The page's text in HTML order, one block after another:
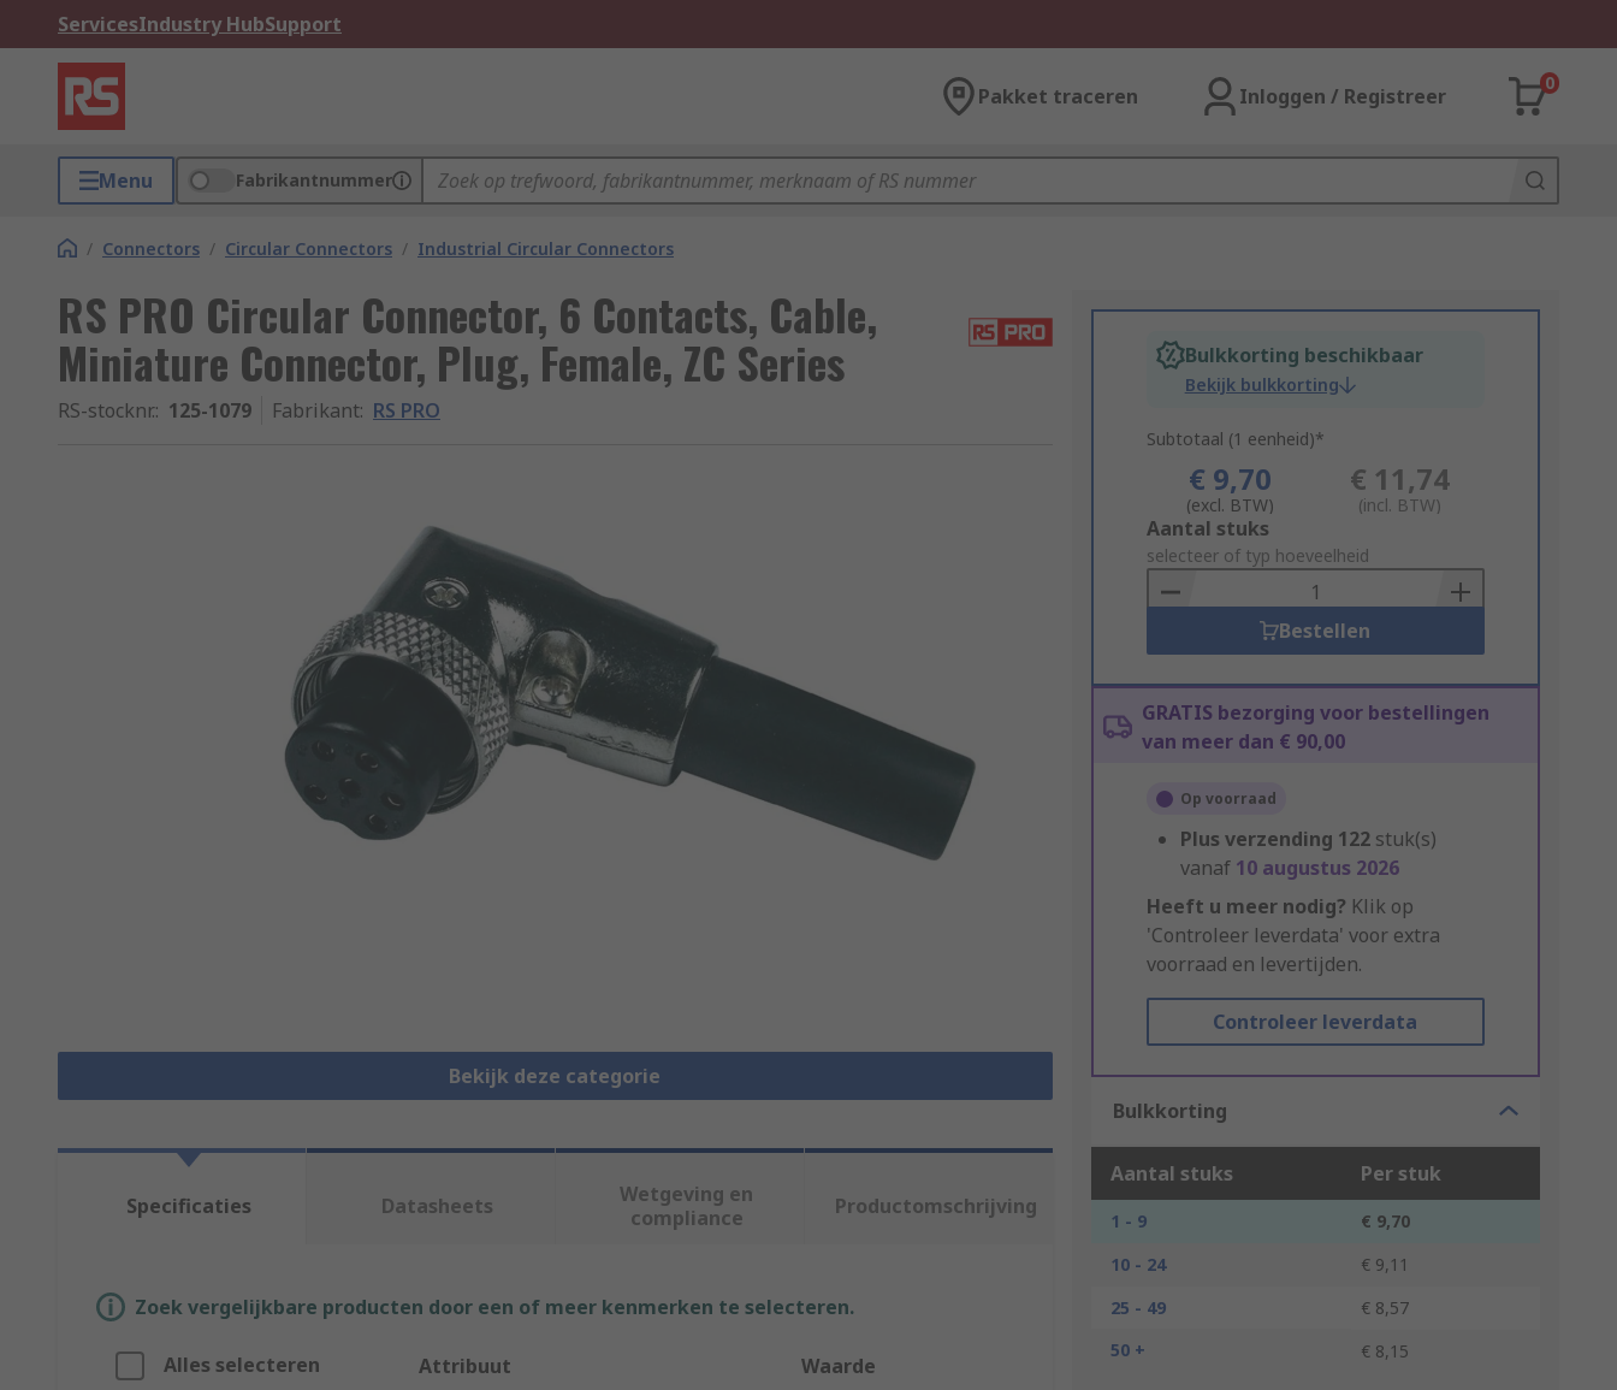
ServicesIndustry HubSupport
Pakket traceren Inloggen / Registreer
0
Menu Fabrikantnummer
/ Connectors / Circular Connectors / Industrial Circular Connectors
RS PRO Circular Connector, 6 Contacts, Cable,
Miniature Connector, Plug, Female, ZC Series
RS-stocknr.: 125-1079 Fabrikant: RS PRO
Bekijk deze categorie
Bulkkorting beschikbaar
Bekijk bulkkorting
Subtotaal (1 eenheid)*
€ 9,70
(excl. BTW)
€ 11,74
(incl. BTW)
Add
to
Basket
Aantal stuks
selecteer of typ hoeveelheid
Bestellen
GRATIS bezorging voor bestellingen
van meer dan € 90,00
Op voorraad
Plus verzending 122 stuk(s)
vanaf 10 augustus 2026
Heeft u meer nodig? Klik op
'Controleer leverdata' voor extra
voorraad en levertijden.
Controleer leverdata
Bulkkorting
Aantal stuks Per stuk
1 - 9
€ 9,70
10 - 24
€ 9,11
25 - 49
€ 8,57
50 +
€ 8,15
Specificaties Datasheets
Wetgeving en
compliance
Productomschrijving
Zoek vergelijkbare producten door een of meer kenmerken te selecteren.
Alles selecteren Attribuut Waarde